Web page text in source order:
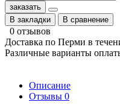
заказать
В закладки
В сравнение
0 отзывов
Доставка по Перми в
Различные варианты
Описание
Отзывы 0